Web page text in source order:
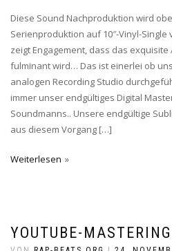
Diese Sound Nachproduktion wird
Serienproduktion auf 10″-Vinyl-
zeigt Engagement, dass das
fulminant wird… Das ist einerlei ob
analogen Recording Studio
immer unser endgültiges Digital
Soundmanns.. Unsere endgültige
aus diesem Vorgang […]
Weiterlesen
YOUTUBE-MASTERING